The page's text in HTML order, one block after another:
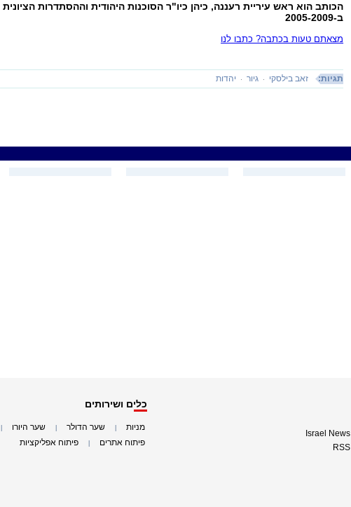
הכותב הוא ראש עיריית רעננה, כיהן כיו"ר הסוכנות היהודית וההסתדרות הציונית
ב-2005-2009
מצאתם טעות בכתבה? כתבו לנו
תגיות: זאב בילסקי גיור יהדות
Israel News
RSS
כלים ושירותים
מניות שער הדולר שער היורו
פיתוח אתרים פיתוח אפליקציות